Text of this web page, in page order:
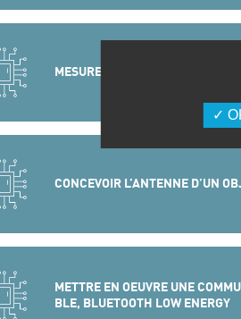
MESURES CEM –
CONCEVOIR L’ANTENNE D’UN
METTRE EN OEUVRE UNE
BLE, BLUETOOTH LOW ENERGY